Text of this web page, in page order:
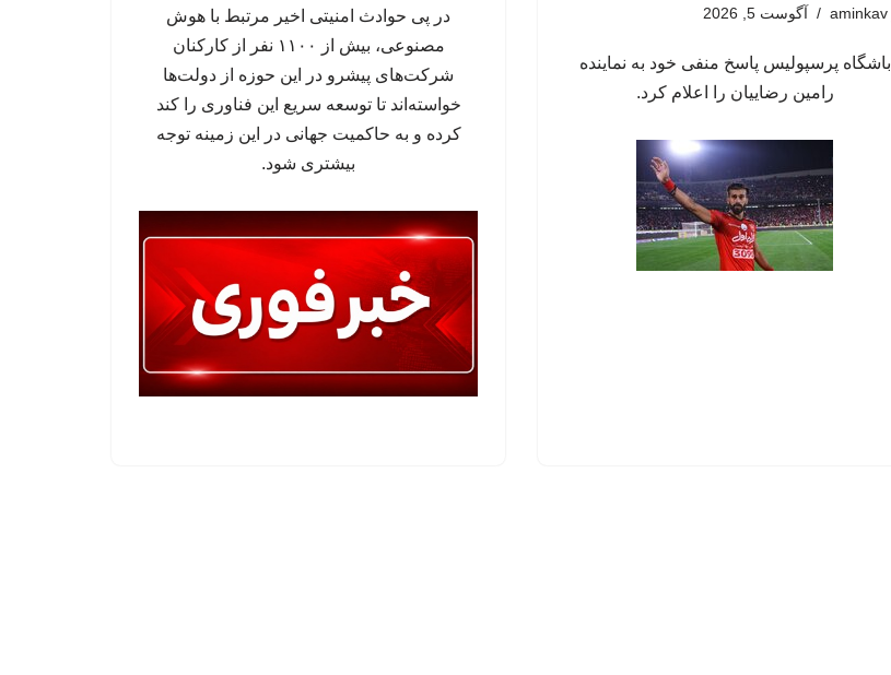
aminkav آگوست 5, 2026
باشگاه پرسپولیس پاسخ منفی خود به نماینده
رامین رضاییان را اعلام کرد.
در پی حوادث امنیتی اخیر مرتبط با هوش
مصنوعی، بیش از ۱۱۰۰ نفر از کارکنان
شرکت‌های پیشرو در این حوزه از دولت‌ها
خواسته‌اند تا توسعه سریع این فناوری را کند
کرده و به حاکمیت جهانی در این زمینه توجه
بیشتری شود.